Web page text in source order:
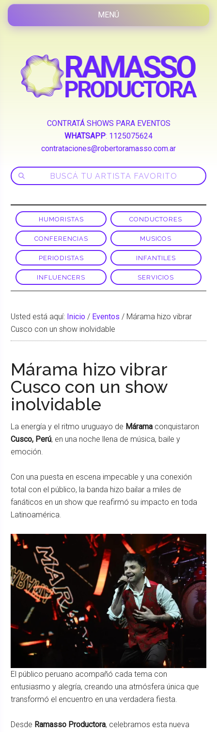
CONTRATÁ SHOWS PARA EVENTOS
WHATSAPP: 1125075624
contrataciones@robertoramasso.com.ar
HUMORISTAS CONDUCTORES
CONFERENCIAS MUSICOS
PERIODISTAS INFANTILES
INFLUENCERS SERVICIOS
Usted está aquí: Inicio / Eventos / Márama hizo vibrar
Cusco con un show inolvidable
Márama hizo vibrar
Cusco con un show
inolvidable
La energía y el ritmo uruguayo de Márama conquistaron
Cusco, Perú, en una noche llena de música, baile y
emoción.
Con una puesta en escena impecable y una conexión
total con el público, la banda hizo bailar a miles de
fanáticos en un show que reafirmó su impacto en toda
Latinoamérica.
El público peruano acompañó cada tema con
entusiasmo y alegría, creando una atmósfera única que
transformó el encuentro en una verdadera fiesta.
Desde Ramasso Productora, celebramos esta nueva